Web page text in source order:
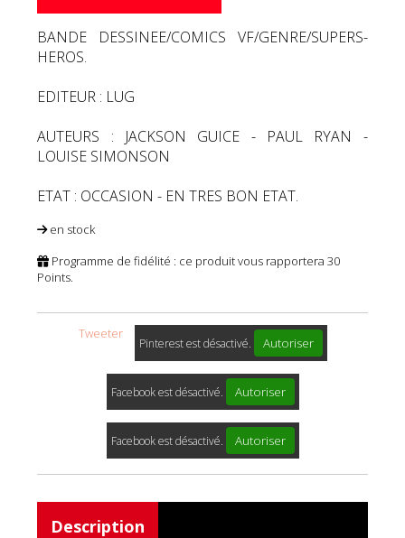
BANDE DESSINEE/COMICS VF/GENRE/SUPERS-
HEROS.
EDITEUR : LUG
AUTEURS : JACKSON GUICE - PAUL RYAN -
LOUISE SIMONSON
ETAT : OCCASION - EN TRES BON ETAT.
en stock
Programme de fidélité : ce produit vous rapportera30
Points.
Tweeter
Pinterest est désactivé. Autoriser
Facebook est désactivé. Autoriser
Facebook est désactivé. Autoriser
Description